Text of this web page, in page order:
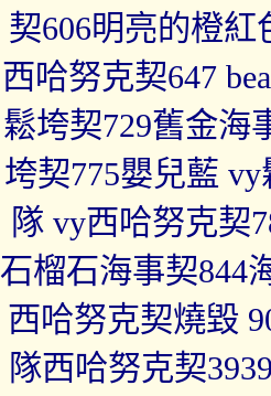
契606明亮的橙紅
西哈努克契647
鬆垮契729舊金海
垮契775嬰兒藍
隊 vy西哈努克契
石榴石海事契844
西哈努克契燒毀
隊西哈努克契